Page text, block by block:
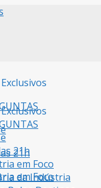
21h
em Foco
21h
em Foco
da Indústria